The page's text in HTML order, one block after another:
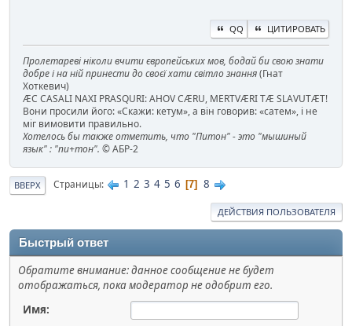
QQ ЦИТИРОВАТЬ
Пролетареві ніколи вчити європейських мов, бодай би свою знати
добре і на ній принести до своєї хати світло знання(Гнат
Хоткевич)
ÆC CASALI NAXI PRASQURI: AHOV CÆRU, MERTVÆRI TÆ SLAVUTÆT!
Вони просили його: «Скажи: кетум», а він говорив: «сатем», і не
міг вимовити правильно.
Хотелось бы также отметить, что "Питон" - это "мышиный
язык" : "пи+тон". © АБР-2
ВВЕРХ Страницы 1 2 3 4 5 6 7 8
ДЕЙСТВИЯ ПОЛЬЗОВАТЕЛЯ
Быстрый ответ
Обратите внимание: данное сообщение не будет
отображаться, пока модератор не одобрит его.
Имя: